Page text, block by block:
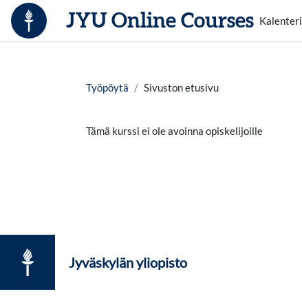
Siirry pääsisältöön
JYU Online Courses Kalenteri
Työpöytä Sivuston etusivu
Tämä kurssi ei ole avoinna opiskelijoille
Jyväskylän yliopisto